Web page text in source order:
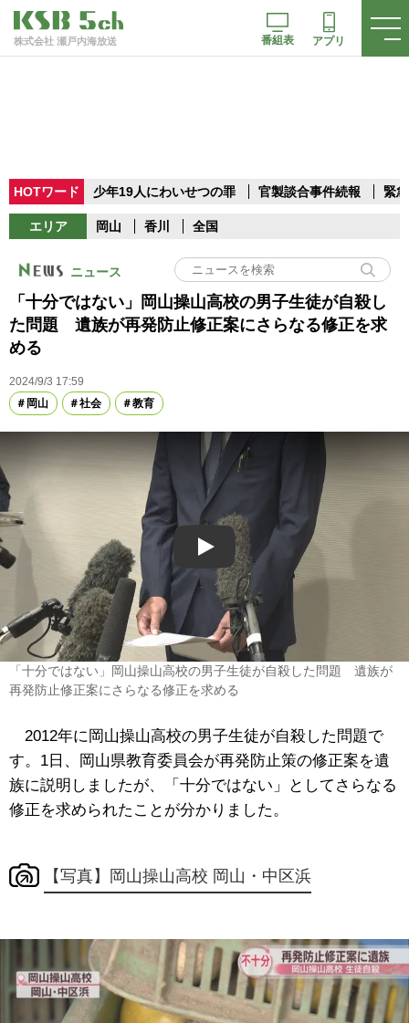
株式会社 瀬戸内海放送 番組表 アプリ
HOTワード 少年19人にわいせつの罪 官製談合事件続報 緊
エリア 岡山 香川 全国
ニュース
「十分ではない」岡山操山高校の男子生徒が自殺し
た問題 遺族が再発防止修正案にさらなる修正を求
める
2024/9/3 17:59
岡山
社会 教育
Play
「十分ではない」岡山操山高校の男子生徒が自殺した問題 遺族が
再発防止修正案にさらなる修正を求める
2012年に岡山操山高校の男子生徒が自殺した問題で
す。1日、岡山県教育委員会が再発防止策の修正案を遺
族に説明しましたが、「十分ではない」としてさらなる
修正を求められたことが分かりました。
【写真】岡山操山高校 岡山・中区浜